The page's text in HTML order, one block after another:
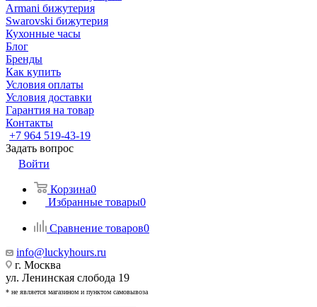
Armani бижутерия
Swarovski бижутерия
Кухонные часы
Блог
Бренды
Как купить
Условия оплаты
Условия доставки
Гарантия на товар
Контакты
+7 964 519-43-19
Задать вопрос
Войти
Корзина0
Избранные товары0
Сравнение товаров0
info@luckyhours.ru
г. Москва
ул. Ленинская слобода 19
* не является магазином и пунктом самовывоза